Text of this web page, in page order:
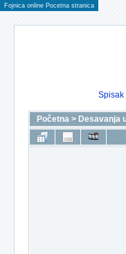
Fojnica online Pocetna stranica
Spisak
Početna > Desavanja